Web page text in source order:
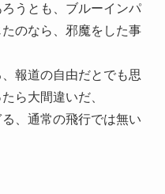
うとも、ブルーインパ
のなら、邪魔をした事
報道の自由だとでも思
ら大間違いだ、
、通常の飛行では無い